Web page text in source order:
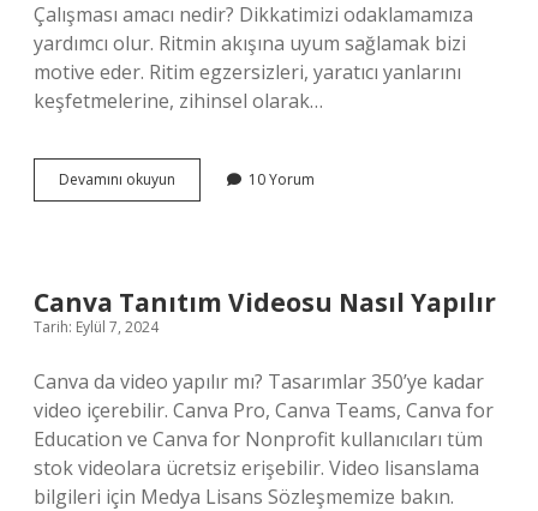
Çalışması amacı nedir? Dikkatimizi odaklamamıza
yardımcı olur. Ritmin akışına uyum sağlamak bizi
motive eder. Ritim egzersizleri, yaratıcı yanlarını
keşfetmelerine, zihinsel olarak…
Devamını okuyun
Eğitimi
10 Yorum
Canva Tanıtım Videosu Nasıl Yapılır
Tarih: Eylül 7, 2024
Canva da video yapılır mı? Tasarımlar 350’ye kadar
video içerebilir. Canva Pro, Canva Teams, Canva for
Education ve Canva for Nonprofit kullanıcıları tüm
stok videolara ücretsiz erişebilir. Video lisanslama
bilgileri için Medya Lisans Sözleşmemize bakın.